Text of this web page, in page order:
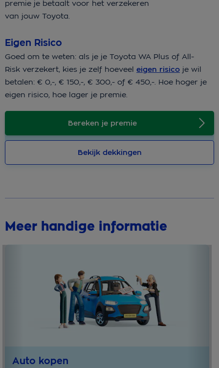
premie je betaalt voor het verzekeren
van jouw Toyota.
Eigen Risico
Goed om te weten: als je je Toyota WA Plus of All-
Risk verzekert, kies je zelf hoeveel eigen risico je wil
betalen: € 0,-, € 150,-, € 300,- of € 450,-. Hoe hoger je
eigen risico, hoe lager je premie.
Bereken je premie
Bekijk dekkingen
Meer handige informatie
Auto kopen